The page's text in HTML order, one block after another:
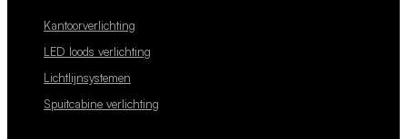
Kantoorverlichting
LED loods verlichting
Lichtlijnsystemen
Spuitcabine verlichting